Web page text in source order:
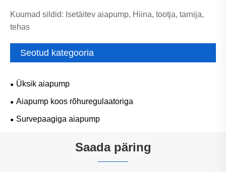
Kuumad sildid: Isetäitev aiapump, Hiina, tootja, tarnija,
tehas
Seotud kategooria
Üksik aiapump
Aiapump koos rõhuregulaatoriga
Survepaagiga aiapump
Saada päring